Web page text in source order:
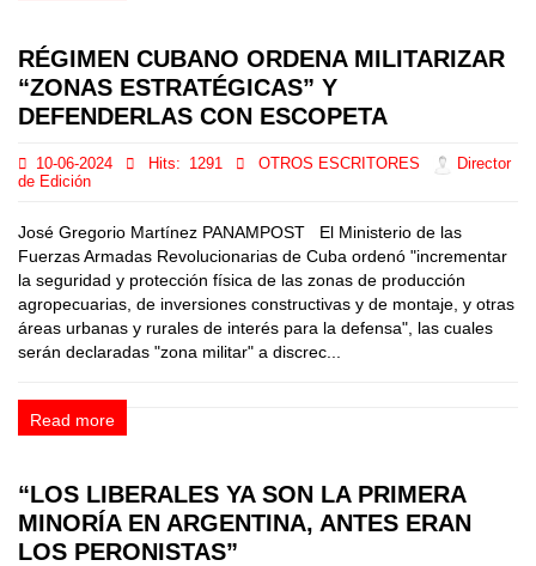
RÉGIMEN CUBANO ORDENA MILITARIZAR
“ZONAS ESTRATÉGICAS” Y
DEFENDERLAS CON ESCOPETA
10-06-2024 Hits: 1291 OTROS ESCRITORES
Director
de Edición
José Gregorio Martínez PANAMPOST El Ministerio de las
Fuerzas Armadas Revolucionarias de Cuba ordenó "incrementar
la seguridad y protección física de las zonas de producción
agropecuarias, de inversiones constructivas y de montaje, y otras
áreas urbanas y rurales de interés para la defensa", las cuales
serán declaradas "zona militar" a discrec...
Read more
“LOS LIBERALES YA SON LA PRIMERA
MINORÍA EN ARGENTINA, ANTES ERAN
LOS PERONISTAS”